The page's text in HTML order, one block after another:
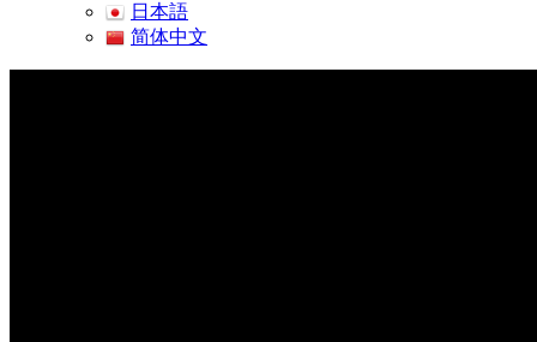
日本語
简体中文